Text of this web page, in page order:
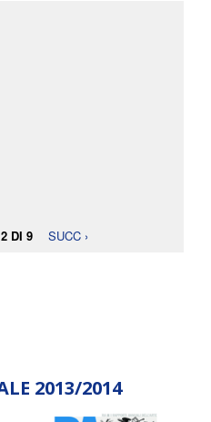
2 DI 9 SUCC ›
2013/2014